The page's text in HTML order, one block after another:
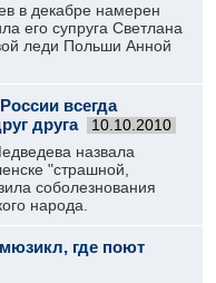
в декабре намерен
его супруга Светлана
леди Польши Анной
всегда
друга
10.10.2010
назвала
"страшной,
соболезнования
народа.
где поют